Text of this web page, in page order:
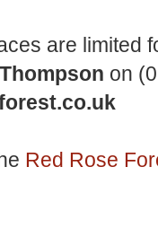
are limited
on
Red Rose